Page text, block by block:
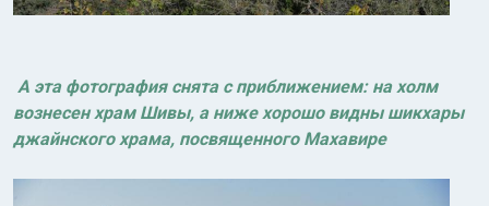
А эта фотография снята с приближением: на холм
вознесен храм Шивы, а ниже хорошо видны шикхары
джайнского храма, посвященного Махавире